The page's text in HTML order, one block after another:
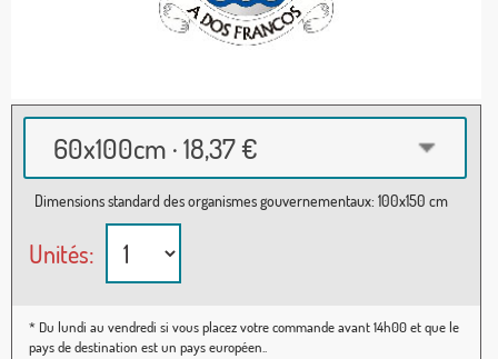
60x100cm · 18,37 €
Dimensions standard des organismes gouvernementaux: 100x150 cm
Unités:
* Du lundi au vendredi si vous placez votre commande avant 14h00 et que le
pays de destination est un pays européen..